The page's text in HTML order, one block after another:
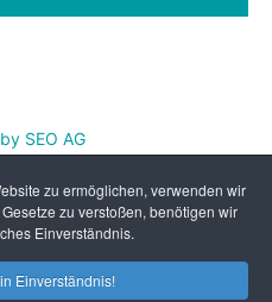
zu ermöglichen, verwenden wir
zu verstoßen, benötigen wir
Einverständnis.
Einverständnis!
SEO AG
und AZAV